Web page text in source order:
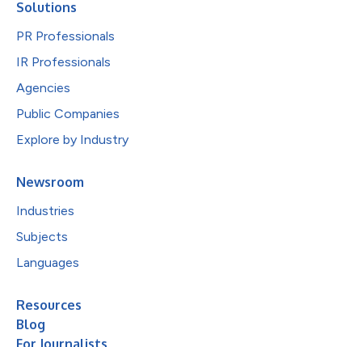
Solutions
PR Professionals
IR Professionals
Agencies
Public Companies
Explore by Industry
Newsroom
Industries
Subjects
Languages
Resources
Blog
For Journalists